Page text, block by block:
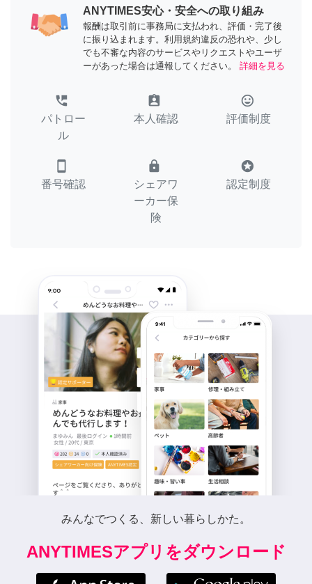
ANYTIMES安心・安全への取り組み
報酬は取引前に事務局に支払われ、評価・完了後
に振り込まれます。利用規約違反の恐れや、少し
でも不審な内容のサービスやリクエストやユーザ
ーがあった場合は通報してください。
詳細を見る
perm_phone_msg
パトロー
ル
assignment_ind
本人確認
tag_faces
評価制度
smartphone
番号確認
lock
シェアワ
ーカー保
険
stars
認定制度
みんなでつくる、新しい暮らしかた。
ANYTIMESアプリをダウンロード